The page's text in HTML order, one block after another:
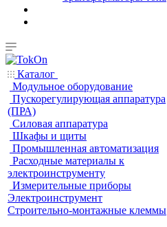
Каталог
Модульное оборудование
Пускорегулирующая аппаратура
(ПРА)
Силовая аппаратура
Шкафы и щиты
Промышленная автоматизация
Расходные материалы к
электроинструменту
Измерительные приборы
Электроинструмент
Строительно-монтажные клеммы